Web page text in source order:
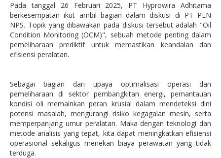
Pada tanggal 26 Februari 2025, PT Hyprowira Adhitama
berkesempatan ikut ambil bagian dalam diskusi di PT PLN
NPS. Topik yang dibawakan pada diskusi tersebut adalah "Oil
Condition Monitoring (OCM)", sebuah metode penting dalam
pemeliharaan prediktif untuk memastikan keandalan dan
efisiensi peralatan.
Sebagai bagian dari upaya optimalisasi operasi dan
pemeliharaan di sektor pembangkitan energi, pemantauan
kondisi oli memainkan peran krusial dalam mendeteksi dini
potensi masalah, mengurangi risiko kegagalan mesin, serta
memperpanjang umur peralatan. Maka dengan teknologi dan
metode analisis yang tepat, kita dapat meningkatkan efisiensi
operasional sekaligus menekan biaya perawatan yang tidak
terduga.